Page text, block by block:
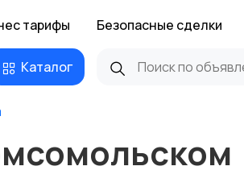
тарифы Безопасные сделки
Каталог